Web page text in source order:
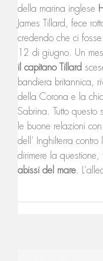
della marina inglese
James Tillard, fece
credendo che ci
12 di giugno. Un
il capitano Tillard
bandiera britannica,
della Corona e la
Sabrina. Tutto questo
le buone relazioni
dell’ Inghilterra
dirimere la
abissi del mare.